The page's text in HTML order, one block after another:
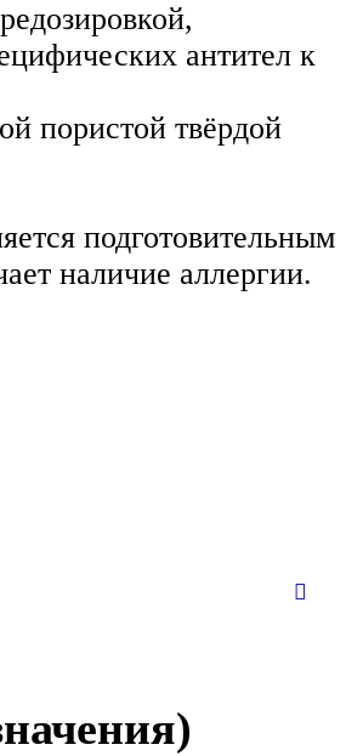
антител к
пористой твёрдой
подготовительным
наличие аллергии.